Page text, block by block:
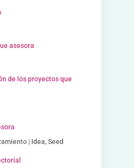
asesora
de los proyectos que
| Idea, Seed